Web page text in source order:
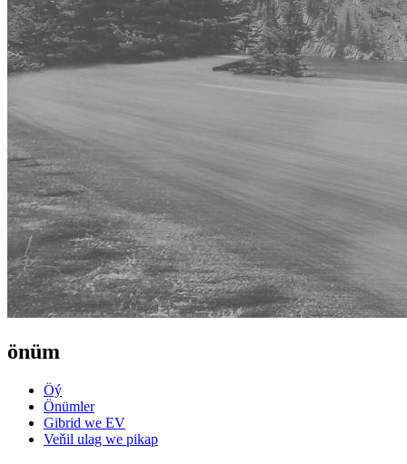
önüm
Öý
Önümler
Gibrid we EV
Veňil ulag we pikap